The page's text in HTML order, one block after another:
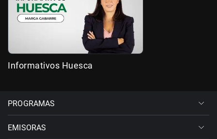
Informativos Huesca
PROGRAMAS
EMISORAS